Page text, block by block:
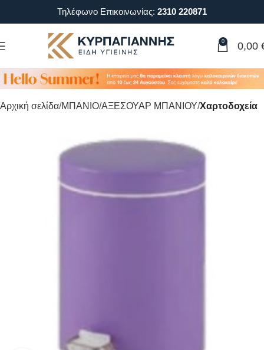
Τηλέφωνο Επικοινωνίας: 2310 220871
0 0,00
Αρχική σελίδα ΜΠΑΝΙΟ ΑΞΕΣΟΥΑΡ ΜΠΑΝΙΟΥ Χαρτοδοχεία